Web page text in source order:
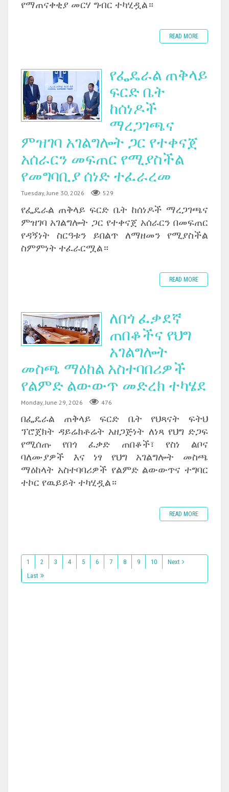
የማጠናቀቂያ መርሃ ግብር ተካሂዷል።
READ MORE
የፌዴራል ጠቅላይ
ፍርድ ቤት
ከሰነዶች
ማረጋገጫና
ምዝገባ አገልግሎት ጋር የተቀናጀ
አሰራርን መፍጠር የሚያስችል
የመግባቢያ ሰነድ ተፈራረመ
Tuesday, June 30, 2026 529
‎የፌዴራል ጠቅላይ ፍርድ ቤት ከሰነዶች ማረጋገጫና
ምዝገባ አገልግሎት ጋር የተቀናጀ አሰራርን በመፍጠር
የዳኝነት ስርዓቱን ይበልጥ ለማዘመን የሚያስችል
ስምምነት ተፈራርሟል።
READ MORE
ለበጎ ፈቃደኛ
ጠበቆችና የህግ
አገልግሎት
መስጫ ማዕከል አስተባበሪዎች
የልምድ ልውውጥ መድረክ ተካሄደ
Monday, June 29, 2026 476
በፌዴራል ጠቅላይ ፍርድ ቤት የህጻናት ፍትህ
ፕሮጀክት ዳይሬክቶሬት አዘጋጅነት ለነጻ የህግ ድጋፍ
የሚሰጡ የበጎ ፈቃድ ጠበቆች፣ የስነ ልቦና
ባለሙያዎች እና ነፃ የህግ አገልግሎት መስጫ
ማዕከላት አስተባባሪዎች የልምድ ልውውጥና ተግባር
ተኮር የዉይይት ተካሂዷል።
READ MORE
1 2 3 4 5 6 7 8 9 10
Next
Last